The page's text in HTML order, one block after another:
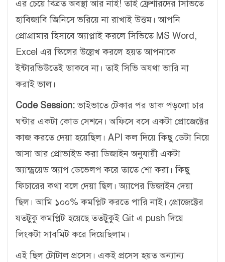
এর চেয়ে বিব্রত অবস্থা আর নাই! তাই ফ্রেশারদের সিভিতে
হাবিজাবি জিনিসে ভরিয়ে না রাখাই উত্তম। আপনি
প্রোগ্রামার হিসাবে অ্যাপ্লাই করলে সিভিতে MS Word,
Excel এর স্কিলের উল্লেখ করলে হয়ত আপনাকে
ইন্টারভিউতেই ডাকবে না। তাই সিভি অযথা ভারি না
করাই ভাল।
Code Session:ভাইভাতে টেকার পর ডাক পড়লো চার
ঘন্টার একটা কোড সেশনে। অফিসে বসে একটা প্রোজেক্টের
কাজ করতে দেয়া হয়েছিল। API কল দিয়ে কিছু ডেটা নিয়ে
আসা আর প্রোভাইড করা ডিজাইন অনুযায়ী একটা
অ্যান্ড্রয়েড অ্যাপ ডেভেলপ করে তাতে শো করা। কিছু
ফিচারের কথা বলে দেয়া ছিল। অ্যাপের ডিজাইন দেয়া
ছিল। আমি ১০০% কমপ্লিট করতে পারি নাই। প্রোজেক্টের
যতটুকু কমপ্লিট হয়েছে ততটুকুই Git এ push দিয়ে
লিংকটা সাবমিট করে দিয়েছিলাম।
এই ছিল টোটাল প্রসেস। একই প্রসেস হয়ত অন্যান্য